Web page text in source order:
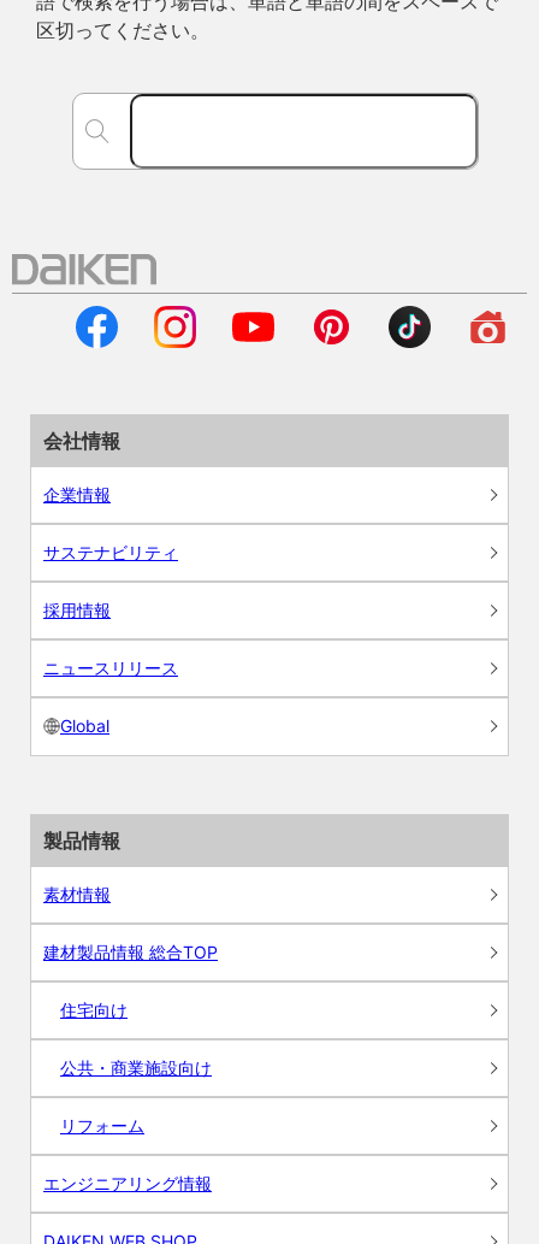
区切ってください。
会社情報
企業情報
サステナビリティ
採用情報
ニュースリリース
Global
製品情報
素材情報
建材製品情報 総合TOP
住宅向け
公共・商業施設向け
リフォーム
エンジニアリング情報